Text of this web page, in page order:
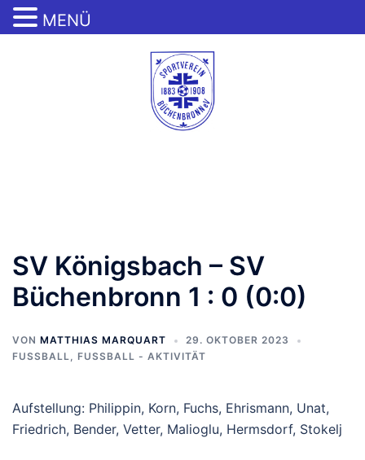
SV Königsbach – SV
Büchenbronn 1 : 0 (0:0)
VON MATTHIAS MARQUART
29. OKTOBER 2023
FUSSBALL
, FUSSBALL - AKTIVITÄT
Aufstellung: Philippin, Korn, Fuchs, Ehrismann, Unat,
Friedrich, Bender, Vetter, Malioglu, Hermsdorf, Stokelj
MENÜ